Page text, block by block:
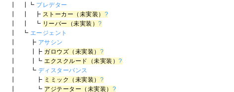
┃ ┃┗ プレデター
┃ ┃ ┣ ストーカー（未実装） ?
┃ ┃ ┗ リーバー（未実装）?
┃ ┗ エージェント
┃ ┣ アサシン
┃ ┃┣ ガロウズ（未実装） ?
┃ ┃┗エクスクルード（未実装）?
┃ ┗ ディスターバンス
┃ ┣ ミミック（未実装） ?
┃ ┗ アジテーター（未実装） ?